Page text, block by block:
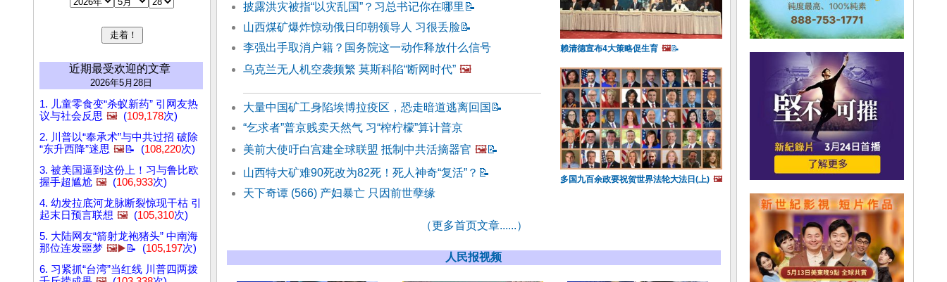
近期最受欢迎的文章
2026年5月28日
1. 儿童零食变“杀蚁新药” 引网友热
议与社会反思 🖼️ (109,178次)
2. 川普以“奉承术”与中共过招 破除
“东升西降”迷思 🖼️📝 (108,220次)
3. 被美国逼到这份上！习与鲁比欧
握手超尴尬 🖼️ (106,933次)
4. 幼发拉底河龙脉断裂惊现干枯 引
起末日预言联想 🖼️ (105,310次)
5. 大陆网友“箭射龙袍猪头” 中南海
那位连发噩梦 🖼️▶️📝 (105,197次)
6. 习紧抓“台湾”当红线 川普四两拨
披露洪灾被指“以灾乱国”？习总书记你在哪里 📝
山西煤矿爆炸惊动俄日印朝领导人 习很丢脸📝
李强出手取消户籍？国务院这一动作释放什么信号
乌克兰无人机空袭频繁 莫斯科陷“断网时代” 🖼️
大量中国矿工身陷埃博拉疫区，恐走暗道逃离回国 📝
“乞求者”普京贱卖天然气 习“榨柠檬”算计普京
美前大使吁白宫建全球联盟 抵制中共活摘器官 🖼️📝
山西特大矿难90死改为82死！死人神奇“复活”？ 📝
天下奇谭 (566) 产妇暴亡 只因前世孽缘
（更多首页文章......）
赖清德宣布4大策略促生育 🖼️📝
多国九百余政要祝贺世界法轮大法日(上) 🖼️
人民报视频